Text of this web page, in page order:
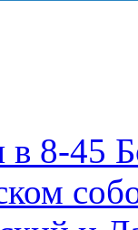
8-45